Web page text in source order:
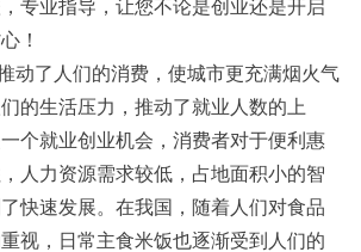
专业指导，让您不论是创业还是开启
！
了人们的消费，使城市更充满烟火气
的生活压力，推动了就业人数的上
个就业创业机会，消费者对于便利惠
人力资源需求较低，占地面积小的智
快速发展。在我国，随着人们对食品
视，日常主食米饭也逐渐受到人们的